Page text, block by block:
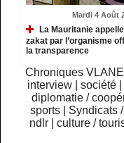
Mardi 4 Août
La Mauritanie
zakat par l’organisme
la transparence
Chroniques VLANE
interview
|société
diplomatie /
sports
Syndicats
ndlr
|culture /